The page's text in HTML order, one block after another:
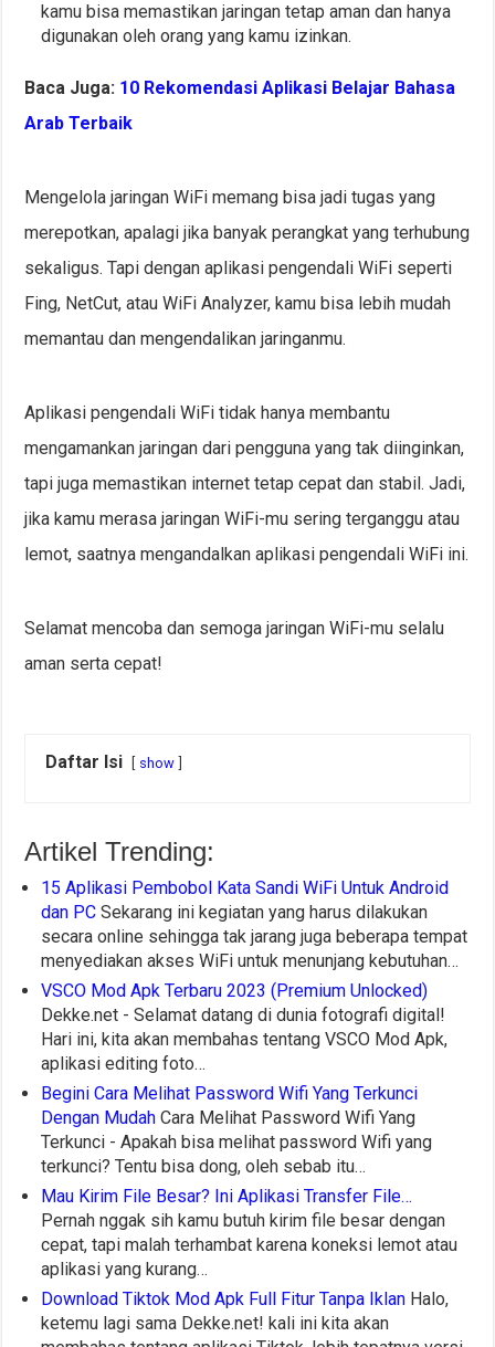
kamu bisa memastikan jaringan tetap aman dan hanya
digunakan oleh orang yang kamu izinkan.
Baca Juga: 10 Rekomendasi Aplikasi Belajar Bahasa
Arab Terbaik
Mengelola jaringan WiFi memang bisa jadi tugas yang
merepotkan, apalagi jika banyak perangkat yang terhubung
sekaligus. Tapi dengan aplikasi pengendali WiFi seperti
Fing, NetCut, atau WiFi Analyzer, kamu bisa lebih mudah
memantau dan mengendalikan jaringanmu.
Aplikasi pengendali WiFi tidak hanya membantu
mengamankan jaringan dari pengguna yang tak diinginkan,
tapi juga memastikan internet tetap cepat dan stabil. Jadi,
jika kamu merasa jaringan WiFi-mu sering terganggu atau
lemot, saatnya mengandalkan aplikasi pengendali WiFi ini.
Selamat mencoba dan semoga jaringan WiFi-mu selalu
aman serta cepat!
Daftar Isi show
Artikel Trending:
15 Aplikasi Pembobol Kata Sandi WiFi Untuk Android
dan PC Sekarang ini kegiatan yang harus dilakukan
secara online sehingga tak jarang juga beberapa tempat
menyediakan akses WiFi untuk menunjang kebutuhan…
VSCO Mod Apk Terbaru 2023 (Premium Unlocked)
Dekke.net - Selamat datang di dunia fotografi digital!
Hari ini, kita akan membahas tentang VSCO Mod Apk,
aplikasi editing foto…
Begini Cara Melihat Password Wifi Yang Terkunci
Dengan Mudah Cara Melihat Password Wifi Yang
Terkunci - Apakah bisa melihat password Wifi yang
terkunci? Tentu bisa dong, oleh sebab itu…
Mau Kirim File Besar? Ini Aplikasi Transfer File…
Pernah nggak sih kamu butuh kirim file besar dengan
cepat, tapi malah terhambat karena koneksi lemot atau
aplikasi yang kurang…
Download Tiktok Mod Apk Full Fitur Tanpa Iklan Halo,
ketemu lagi sama Dekke.net! kali ini kita akan